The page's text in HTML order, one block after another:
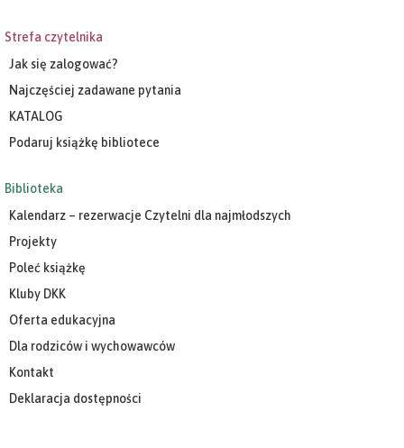
Strefa czytelnika
Jak się zalogować?
Najczęściej zadawane pytania
KATALOG
Podaruj książkę bibliotece
Biblioteka
Kalendarz – rezerwacje Czytelni dla najmłodszych
Projekty
Poleć książkę
Kluby DKK
Oferta edukacyjna
Dla rodziców i wychowawców
Kontakt
Deklaracja dostępności